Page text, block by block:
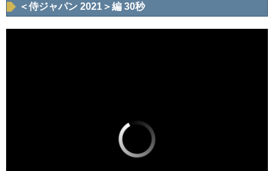
＜侍ジャパン 2021＞編 30秒